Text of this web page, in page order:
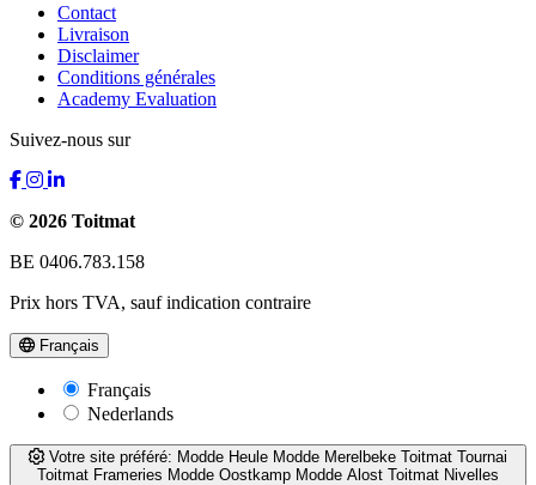
Contact
Livraison
Disclaimer
Conditions générales
Academy Evaluation
Suivez-nous sur
© 2026 Toitmat
BE 0406.783.158
Prix hors TVA, sauf indication contraire
Français
Français
Nederlands
Votre site préféré: Modde Heule Modde Merelbeke Toitmat Tournai
Toitmat Frameries Modde Oostkamp Modde Alost Toitmat Nivelles